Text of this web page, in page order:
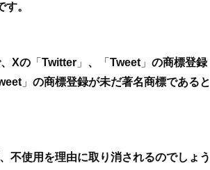
。
Xの 「 Twitter 」 、 「 Tweet 」 の商標登録
」 の商標登録が未だ著名商標であると
不使用を理由に取り消されるのでしょう